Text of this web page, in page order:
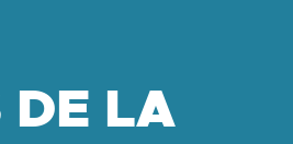
DE LA